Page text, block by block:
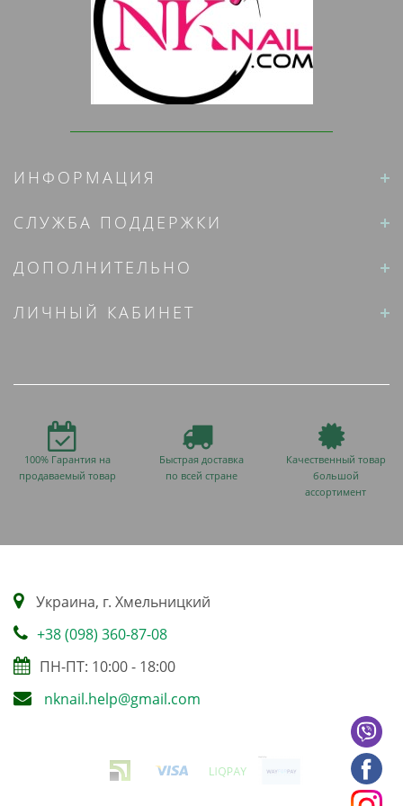
ИНФОРМАЦИЯ
СЛУЖБА ПОДДЕРЖКИ
ДОПОЛНИТЕЛЬНО
ЛИЧНЫЙ КАБИНЕТ
100% Гарантия на
продаваемый товар
Быстрая доставка
по всей стране
Качественный товар
большой
ассортимент
Украина, г. Хмельницкий
+38 (098) 360-87-08
ПН-ПТ: 10:00 - 18:00
nknail.help@gmail.com